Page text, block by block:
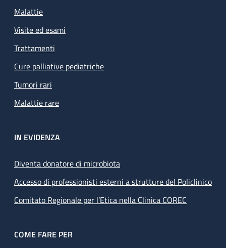
Malattie
Visite ed esami
Trattamenti
Cure palliative pediatriche
Tumori rari
Malattie rare
IN EVIDENZA
Diventa donatore di microbiota
Accesso di professionisti esterni a strutture del Policlinico
Comitato Regionale per l’Etica nella Clinica COREC
COME FARE PER